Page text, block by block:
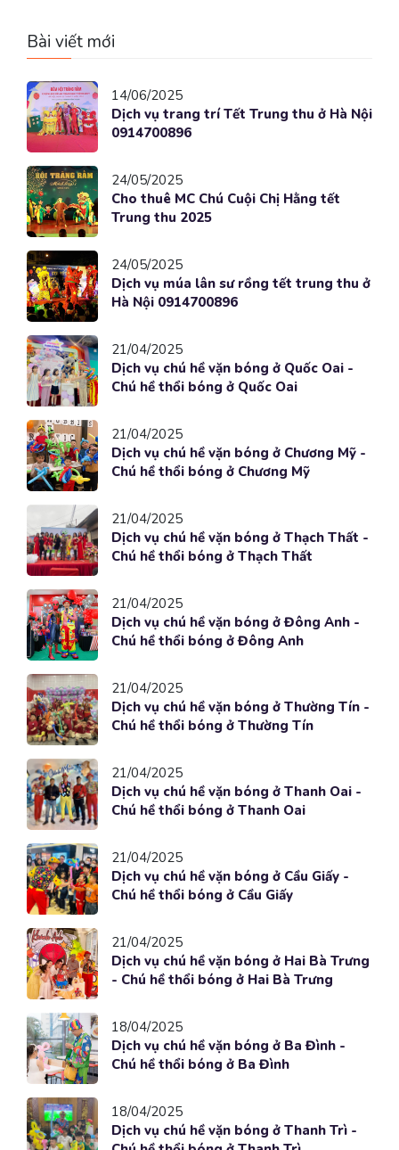
Bài viết mới
14/06/2025
Dịch vụ trang trí Tết Trung thu ở Hà Nội
0914700896
24/05/2025
Cho thuê MC Chú Cuội Chị Hằng tết
Trung thu 2025
24/05/2025
Dịch vụ múa lân sư rồng tết trung thu ở
Hà Nội 0914700896
21/04/2025
Dịch vụ chú hề vặn bóng ở Quốc Oai -
Chú hề thổi bóng ở Quốc Oai
21/04/2025
Dịch vụ chú hề vặn bóng ở Chương Mỹ -
Chú hề thổi bóng ở Chương Mỹ
21/04/2025
Dịch vụ chú hề vặn bóng ở Thạch Thất -
Chú hề thổi bóng ở Thạch Thất
21/04/2025
Dịch vụ chú hề vặn bóng ở Đông Anh -
Chú hề thổi bóng ở Đông Anh
21/04/2025
Dịch vụ chú hề vặn bóng ở Thường Tín -
Chú hề thổi bóng ở Thường Tín
21/04/2025
Dịch vụ chú hề vặn bóng ở Thanh Oai -
Chú hề thổi bóng ở Thanh Oai
21/04/2025
Dịch vụ chú hề vặn bóng ở Cầu Giấy -
Chú hề thổi bóng ở Cầu Giấy
21/04/2025
Dịch vụ chú hề vặn bóng ở Hai Bà Trưng
- Chú hề thổi bóng ở Hai Bà Trưng
18/04/2025
Dịch vụ chú hề vặn bóng ở Ba Đình -
Chú hề thổi bóng ở Ba Đình
18/04/2025
Dịch vụ chú hề vặn bóng ở Thanh Trì -